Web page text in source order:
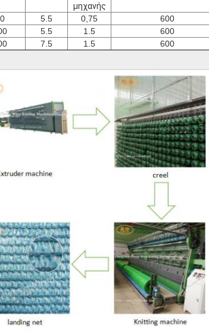
μηχανής
5.5 0,75
600
5.5 1.5
600
7.5 1.5 600